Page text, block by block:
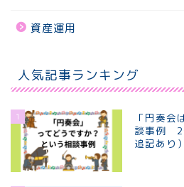
資産運用
人気記事ランキング
1
「円奏会
談事例
追記あり）